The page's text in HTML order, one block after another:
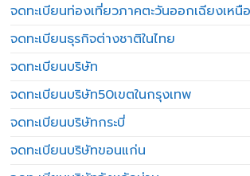
จดทะเบียนท่องเที่ยวภาคตะวันออกเฉียงเหนือ
จดทะเบียนธุรกิจต่างชาติในไทย
จดทะเบียนบริษัท
จดทะเบียนบริษัท50เขตในกรุงเทพ
จดทะเบียนบริษัทกระบี่
จดทะเบียนบริษัทขอนแก่น